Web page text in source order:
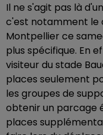
Il ne s'agit pas là
c'est notamment le
Montpellier ce
plus spécifique. En
visiteur du stade
places seulement
les groupes de
obtenir un parcage
places